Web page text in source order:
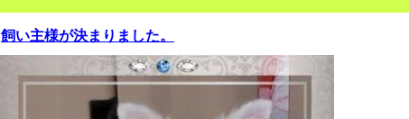
飼い主様が決まりました。